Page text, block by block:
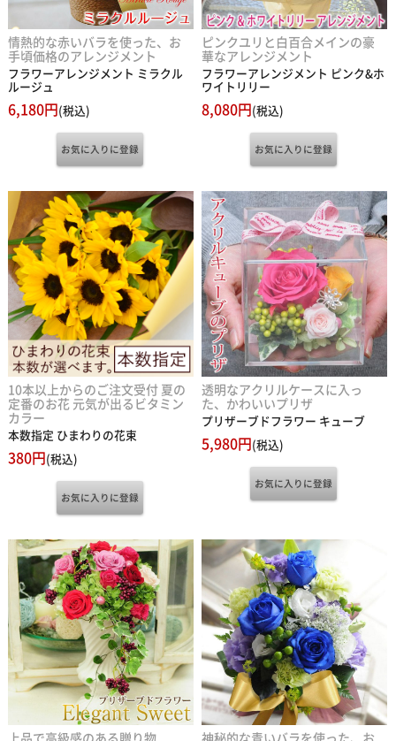
情熱的な赤いバラを使った、お
手頃価格のアレンジメント
フラワーアレンジメント ミラクル
ルージュ
6,180円(税込)
ピンクユリと白百合メインの豪
華なアレンジメント
フラワーアレンジメント ピンク&ホ
ワイトリリー
8,080円(税込)
10本以上からのご注文受付 夏の
定番のお花 元気が出るビタミン
カラー
本数指定 ひまわりの花束
380円(税込)
透明なアクリルケースに入っ
た、かわいいプリザ
プリザーブドフラワー キューブ
5,980円(税込)
上品で高級感のある贈り物
神秘的な青いバラを使った、お